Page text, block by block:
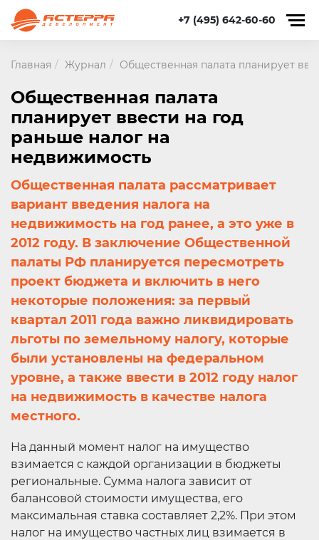
+7 (495) 642-60-60
Главная Журнал Общественная палата планирует
Общественная палата
планирует ввести на год
раньше налог на
недвижимость
Общественная палата рассматривает
вариант введения налога на
недвижимость на год ранее, а это уже в
2012 году. В заключение Общественной
палаты РФ планируется пересмотреть
проект бюджета и включить в него
некоторые положения: за первый
квартал 2011 года важно ликвидировать
льготы по земельному налогу, которые
были установлены на федеральном
уровне, а также ввести в 2012 году налог
на недвижимость в качестве налога
местного.
На данный момент налог на имущество
взимается с каждой организации в бюджеты
региональные. Сумма налога зависит от
балансовой стоимости имущества, его
максимальная ставка составляет 2,2%. При этом
налог на имущество частных лиц взимается в